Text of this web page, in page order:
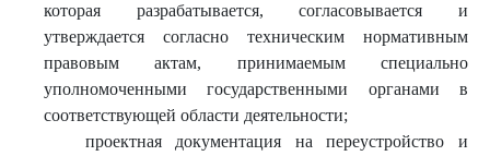
которая разрабатывается, согласовывается и
утверждается согласно техническим нормативным
правовым актам, принимаемым специально
уполномоченными государственными органами в
соответствующей области деятельности;
проектная документация на переустройство и